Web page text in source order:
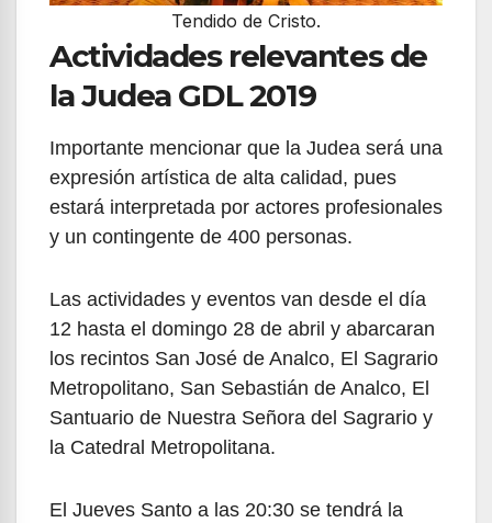
Tendido de Cristo.
Actividades relevantes de
la Judea GDL 2019
Importante mencionar que la Judea será una
expresión artística de alta calidad, pues
estará interpretada por actores profesionales
y un contingente de 400 personas.
Las actividades y eventos van desde el día
12 hasta el domingo 28 de abril y abarcaran
los recintos San José de Analco, El Sagrario
Metropolitano, San Sebastián de Analco, El
Santuario de Nuestra Señora del Sagrario y
la Catedral Metropolitana.
El Jueves Santo a las 20:30 se tendrá la